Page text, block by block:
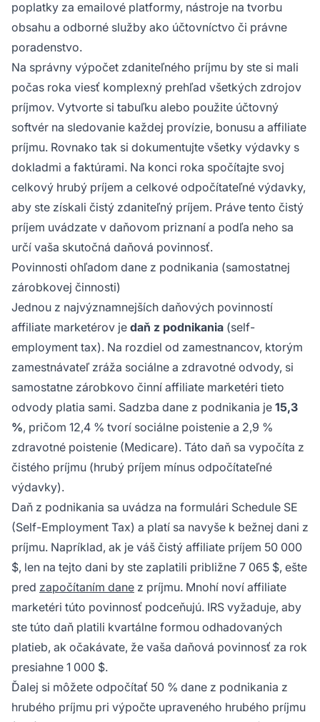
poplatky za emailové platformy, nástroje na tvorbu
obsahu a odborné služby ako účtovníctvo či právne
poradenstvo.
Na správny výpočet zdaniteľného príjmu by ste si mali
počas roka viesť komplexný prehľad všetkých zdrojov
príjmov. Vytvorte si tabuľku alebo použite účtovný
softvér na sledovanie každej provízie, bonusu a affiliate
príjmu. Rovnako tak si dokumentujte všetky výdavky s
dokladmi a faktúrami. Na konci roka spočítajte svoj
celkový hrubý príjem a celkové odpočítateľné výdavky,
aby ste získali čistý zdaniteľný príjem. Práve tento čistý
príjem uvádzate v daňovom priznaní a podľa neho sa
určí vaša skutočná daňová povinnosť.
Povinnosti ohľadom dane z podnikania (samostatnej
zárobkovej činnosti)
Jednou z najvýznamnejších daňových povinností
affiliate marketérov je daň z podnikania (self-
employment tax). Na rozdiel od zamestnancov, ktorým
zamestnávateľ zráža sociálne a zdravotné odvody, si
samostatne zárobkovo činní affiliate marketéri tieto
odvody platia sami. Sadzba dane z podnikania je 15,3
%, pričom 12,4 % tvorí sociálne poistenie a 2,9 %
zdravotné poistenie (Medicare). Táto daň sa vypočíta z
čistého príjmu (hrubý príjem mínus odpočítateľné
výdavky).
Daň z podnikania sa uvádza na formulári Schedule SE
(Self-Employment Tax) a platí sa navyše k bežnej dani z
príjmu. Napríklad, ak je váš čistý affiliate príjem 50 000
$, len na tejto dani by ste zaplatili približne 7 065 $, ešte
pred započítaním dane z príjmu. Mnohí noví affiliate
marketéri túto povinnosť podceňujú. IRS vyžaduje, aby
ste túto daň platili kvartálne formou odhadovaných
platieb, ak očakávate, že vaša daňová povinnosť za rok
presiahne 1 000 $.
Ďalej si môžete odpočítať 50 % dane z podnikania z
hrubého príjmu pri výpočte upraveného hrubého príjmu